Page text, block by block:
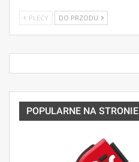
PLECY DO PRZODU
POPULARNE NA STRONIE